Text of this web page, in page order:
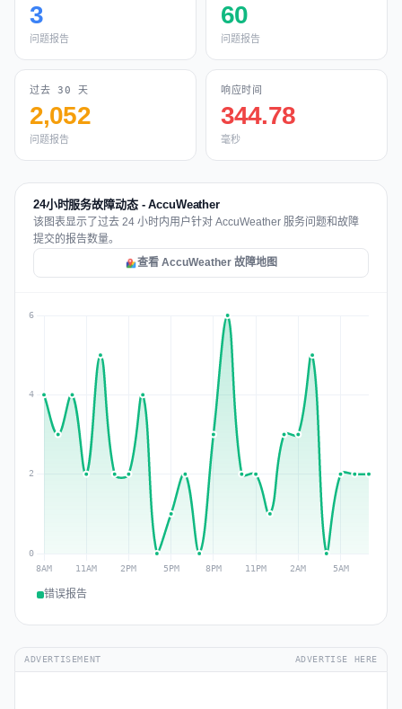
3
问题报告
60
问题报告
过去 30 天
2,052
问题报告
响应时间
344.78
毫秒
24小时服务故障动态 - AccuWeather
该图表显示了过去 24 小时内用户针对 AccuWeather 服务问题和故障
提交的报告数量。
查看 AccuWeather 故障地图
错误报告
ADVERTISEMENT ADVERTISE HERE